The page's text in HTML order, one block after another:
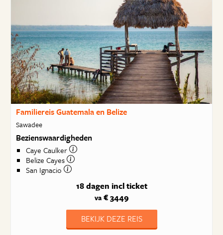
Familiereis Guatemala en Belize
Sawadee
Bezienswaardigheden
Caye Caulker
Belize Cayes
San Ignacio
18 dagen incl ticket
va€ 3449
BEKIJK DEZE REIS